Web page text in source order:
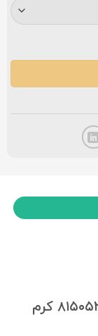
مشخصات و قیمت فرش مشهد کد ۸۱۵۰۵۲ کرم